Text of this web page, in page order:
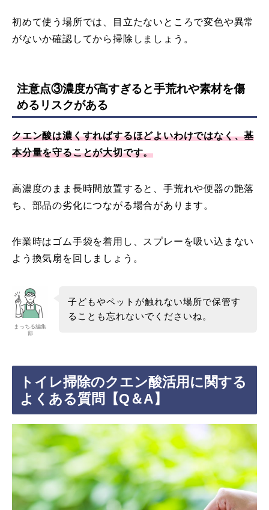
初めて使う場所では、目立たないところで変色や異常
がないか確認してから掃除しましょう。
注意点③濃度が高すぎると手荒れや素材を傷
めるリスクがある
クエン酸は濃くすればするほどよいわけではなく、基
本分量を守ることが大切です。
高濃度のまま長時間放置すると、手荒れや便器の艶落
ち、部品の劣化につながる場合があります。
作業時はゴム手袋を着用し、スプレーを吸い込まない
よう換気扇を回しましょう。
まっちる編集
部
子どもやペットが触れない場所で保管す
ることも忘れないでくださいね。
トイレ掃除のクエン酸活用に関する
よくある質問【Q＆A】